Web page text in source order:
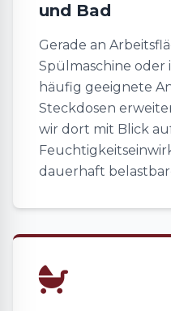
und Bad
Gerade an
Spülmaschine oder
häufig geeignete
Steckdosen
wir dort mit Blick
dauerhaft